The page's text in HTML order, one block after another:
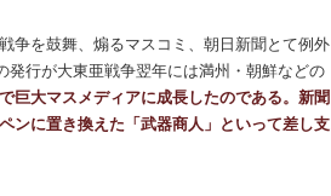
争を鼓舞、煽るマスコミ、朝日新聞とて例外
行が大東亜戦争翌年には満州・朝鮮などの
巨大マスメディアに成長したのである。新聞
ンに置き換えた「武器商人」といって差し支